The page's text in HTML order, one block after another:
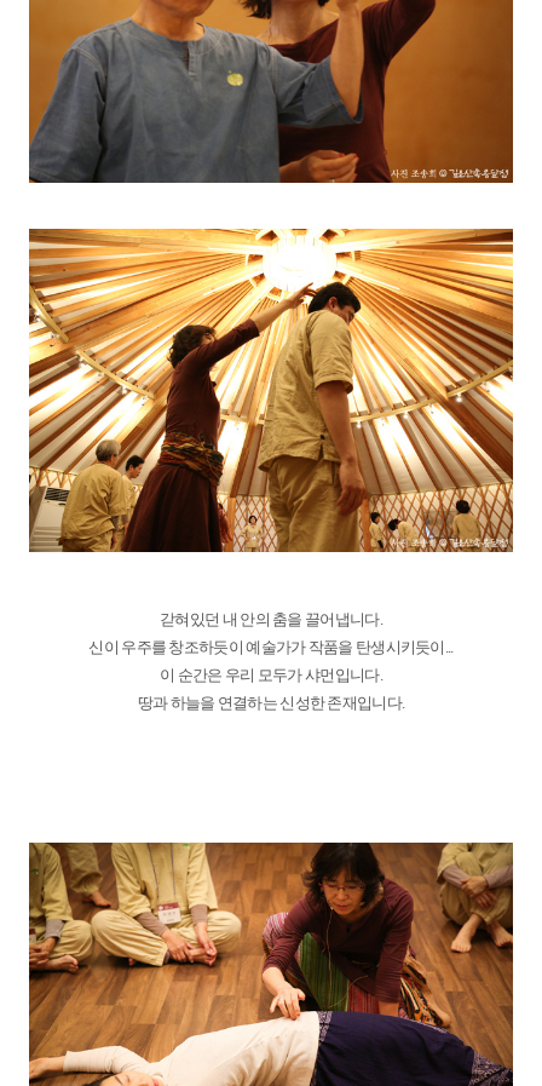
갇혀있던 내 안의 춤을 끌어냅니다.
신이 우주를 창조하듯이 예술가가 작품을 탄생시키듯이...
이 순간은 우리 모두가 샤먼입니다.
땅과 하늘을 연결하는 신성한 존재입니다.